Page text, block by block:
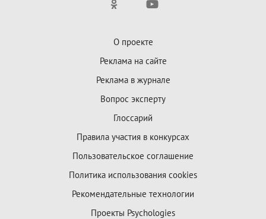
О проекте
Реклама на сайте
Реклама в журнале
Вопрос эксперту
Глоссарий
Правила участия в конкурсах
Пользовательское соглашение
Политика использования cookies
Рекомендательные технологии
Проекты Psychologies